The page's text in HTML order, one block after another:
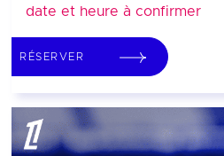
date et heure à confirmer
RÉSERVER